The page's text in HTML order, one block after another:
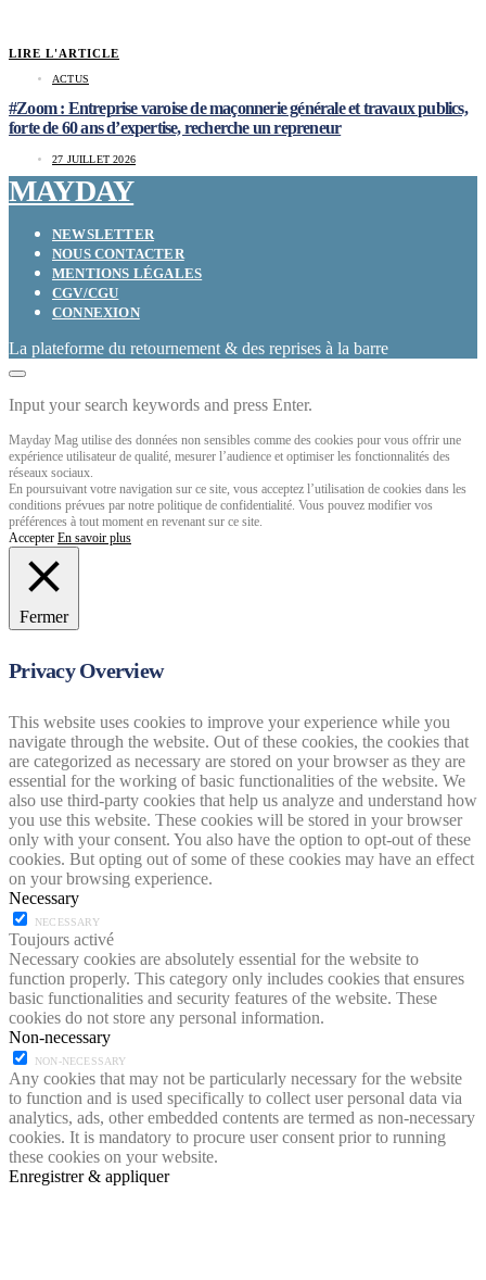
LIRE L'ARTICLE
ACTUS
#Zoom : Entreprise varoise de maçonnerie générale et travaux publics,
forte de 60 ans d’expertise, recherche un repreneur
27 JUILLET 2026
MAYDAY
NEWSLETTER
NOUS CONTACTER
MENTIONS LÉGALES
CGV/CGU
CONNEXION
La plateforme du retournement & des reprises à la barre
Input your search keywords and press Enter.
Mayday Mag utilise des données non sensibles comme des cookies pour vous offrir une
expérience utilisateur de qualité, mesurer l’audience et optimiser les fonctionnalités des
réseaux sociaux.
En poursuivant votre navigation sur ce site, vous acceptez l’utilisation de cookies dans les
conditions prévues par notre politique de confidentialité. Vous pouvez modifier vos
préférences à tout moment en revenant sur ce site.
Accepter En savoir plus
Fermer
Privacy Overview
This website uses cookies to improve your experience while you
navigate through the website. Out of these cookies, the cookies that
are categorized as necessary are stored on your browser as they are
essential for the working of basic functionalities of the website. We
also use third-party cookies that help us analyze and understand how
you use this website. These cookies will be stored in your browser
only with your consent. You also have the option to opt-out of these
cookies. But opting out of some of these cookies may have an effect
on your browsing experience.
Necessary
NECESSARY
Toujours activé
Necessary cookies are absolutely essential for the website to
function properly. This category only includes cookies that ensures
basic functionalities and security features of the website. These
cookies do not store any personal information.
Non-necessary
NON-NECESSARY
Any cookies that may not be particularly necessary for the website
to function and is used specifically to collect user personal data via
analytics, ads, other embedded contents are termed as non-necessary
cookies. It is mandatory to procure user consent prior to running
these cookies on your website.
Enregistrer & appliquer